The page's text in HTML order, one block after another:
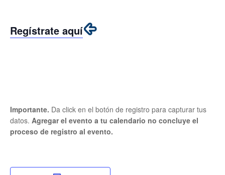
Regístrate aquí
Importante. Da click en el botón de registro para capturar tus
datos. Agregar el evento a tu calendario no concluye el
proceso de registro al evento.